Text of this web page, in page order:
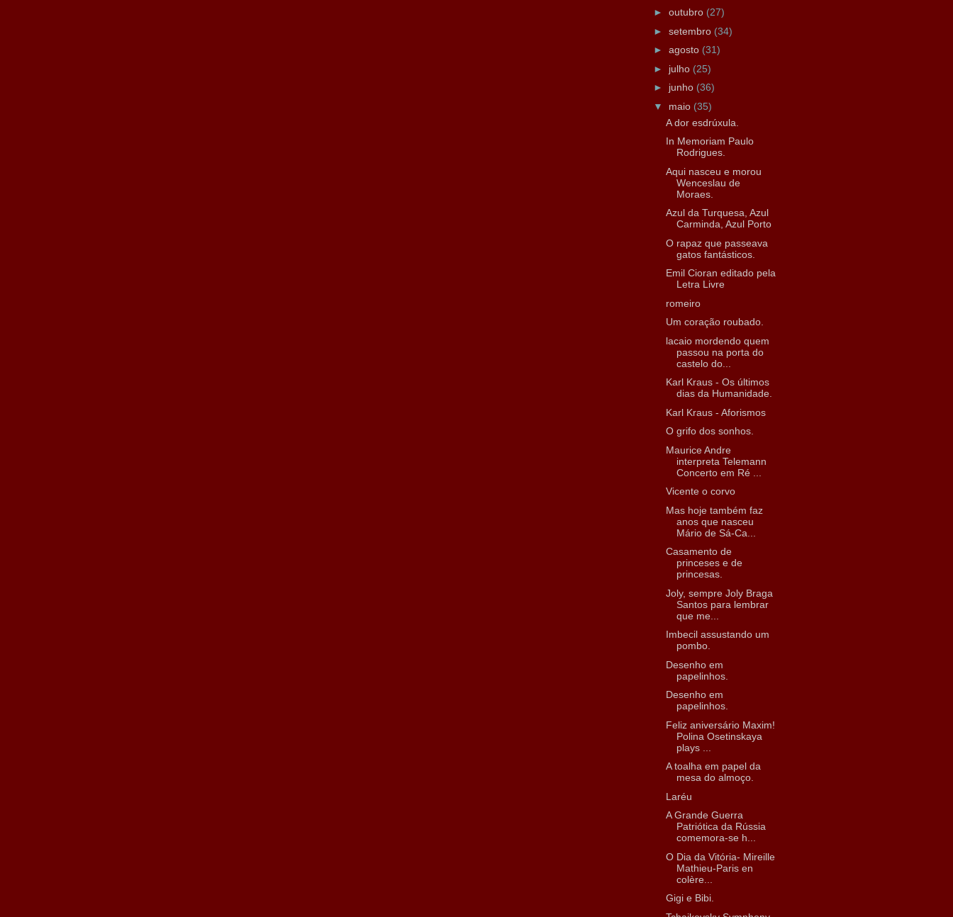
► outubro (27)
► setembro (34)
► agosto (31)
► julho (25)
► junho (36)
▼ maio (35)
A dor esdrúxula.
In Memoriam Paulo
Rodrigues.
Aqui nasceu e morou
Wenceslau de
Moraes.
Azul da Turquesa, Azul
Carminda, Azul Porto
O rapaz que passeava
gatos fantásticos.
Emil Cioran editado pela
Letra Livre
romeiro
Um coração roubado.
lacaio mordendo quem
passou na porta do
castelo do...
Karl Kraus - Os últimos
dias da Humanidade.
Karl Kraus - Aforismos
O grifo dos sonhos.
Maurice Andre
interpreta Telemann
Concerto em Ré ...
Vicente o corvo
Mas hoje também faz
anos que nasceu
Mário de Sá-Ca...
Casamento de
princeses e de
princesas.
Joly, sempre Joly Braga
Santos para lembrar
que me...
Imbecil assustando um
pombo.
Desenho em
papelinhos.
Desenho em
papelinhos.
Feliz aniversário Maxim!
Polina Osetinskaya
plays ...
A toalha em papel da
mesa do almoço.
Laréu
A Grande Guerra
Patriótica da Rússia
comemora-se h...
O Dia da Vitória- Mireille
Mathieu-Paris en
colère...
Gigi e Bibi.